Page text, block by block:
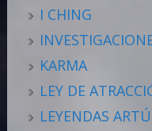
I CHING
KARMA
LEY DE
LEYENDAS